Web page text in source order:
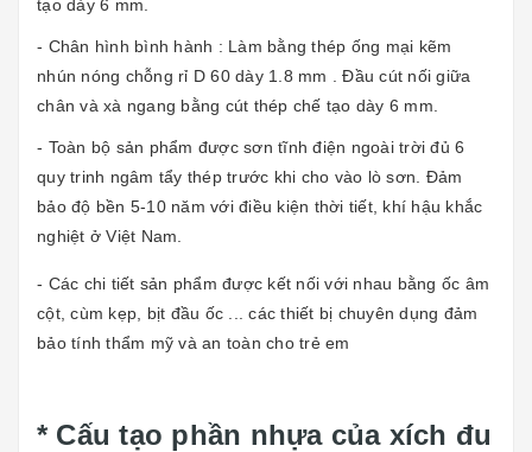
tạo dày 6 mm.
- Chân hình bình hành : Làm bằng thép ống mại kẽm
nhún nóng chỗng rỉ D 60 dày 1.8 mm . Đầu cút nối giữa
chân và xà ngang bằng cút thép chế tạo dày 6 mm.
- Toàn bộ sản phẩm được sơn tĩnh điện ngoài trời đủ 6
quy trinh ngâm tẩy thép trước khi cho vào lò sơn. Đảm
bảo độ bền 5-10 năm với điều kiện thời tiết, khí hậu khắc
nghiệt ở Việt Nam.
- Các chi tiết sản phẩm được kết nối với nhau bằng ốc âm
cột, cùm kẹp, bịt đầu ốc ... các thiết bị chuyên dụng đảm
bảo tính thẩm mỹ và an toàn cho trẻ em
* Cấu tạo phần nhựa của xích đu